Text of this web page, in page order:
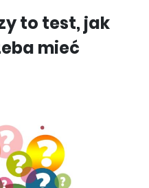
to test, jak
mieć